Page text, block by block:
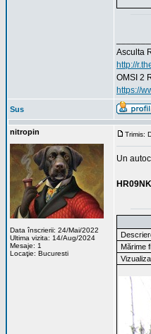
Asculta
http://
OMSI 2
https://
Sus
nitropin
Data înscrierii: 24/Mai/2022
Ultima vizita: 14/Aug/2024
Mesaje: 1
Locaţie: Bucuresti
Trimis:
Un
Mărime